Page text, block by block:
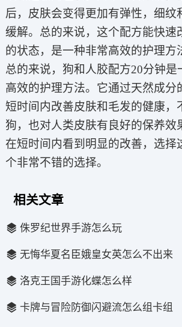
后，皮肤会变得更加有弹性，细纹
缓解。总的来说，这个配方能快速
的状态，是一种非常高效的护理方
总的来说，狗和人胶配方20分钟是
高效的护理方法。它通过天然成分
短时间内改善皮肤和毛发的健康，
狗，也对人类皮肤有良好的保养效
在短时间内看到明显的改善，选择
个非常不错的选择。
相关文章
侏罗纪世界手游怎么玩
无悔华夏名臣娥皇女英怎么不出来
洛克王国手游化蝶怎么样
卡牌与冒险防御闪避流怎么组卡组